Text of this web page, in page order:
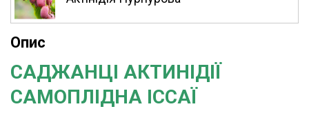
Опис
САДЖАНЦІ АКТИНІДІЇ
САМОПЛІДНА ІССАЇ